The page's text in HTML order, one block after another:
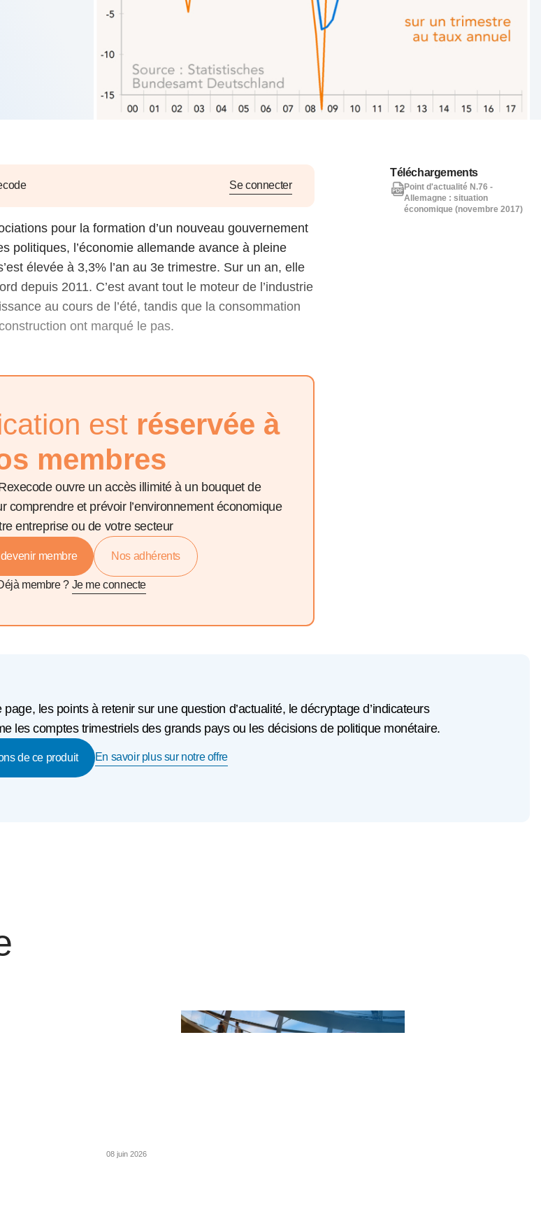
Voir tous les produits
d'Olivier Redoulès au Sénat pour
Rexecode
Mieux concilier décarbonation et
croissance économique dans la
stratégie climat
20 déc. 2024
Voir toutes les instances
Se connecter
pour la formation d’un nouveau gouvernement
politiques, l’économie allemande avance à pleine
élevée à 3,3% l’an au 3e trimestre. Sur un an, elle
depuis 2011. C’est avant tout le moteur de l’industrie
au cours de l’été, tandis que la consommation
ont marqué le pas.
est réservée à
membres
ouvre un accès illimité à un bouquet de
comprendre et prévoir l’environnement économique
entreprise ou de votre secteur
membre Nos adhérents
membre ? Je me connecte
Téléchargements
Point d'actualité N.76 -
Allemagne : situation
économique (novembre 2017)
les points à retenir sur une question d’actualité, le décryptage d’indicateurs
les comptes trimestriels des grands pays ou les décisions de politique monétaire.
de ce produit En savoir plus sur notre offre
08 juin 2026